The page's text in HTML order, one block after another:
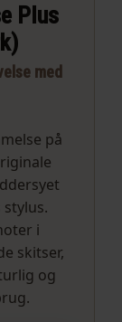
Plus
med
på
stylus.
i
skitser,
og